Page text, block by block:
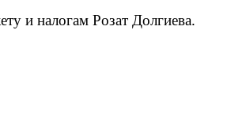
и налогам Розат Долгиева.